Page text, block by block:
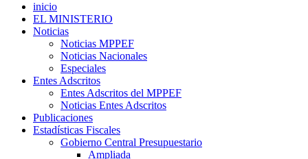
inicio
EL MINISTERIO
Noticias
Noticias MPPEF
Noticias Nacionales
Especiales
Entes Adscritos
Entes Adscritos del MPPEF
Noticias Entes Adscritos
Publicaciones
Estadísticas Fiscales
Gobierno Central Presupuestario
Ampliada